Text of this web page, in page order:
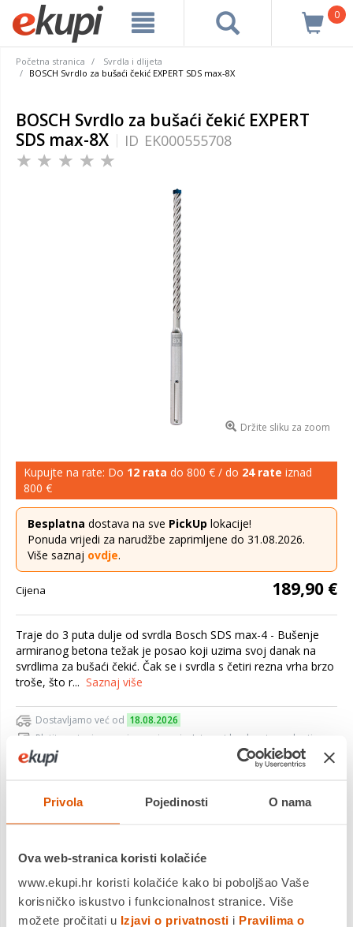
Privola Pojedinosti O nama
Ova web-stranica koristi kolačiće
www.ekupi.hr koristi kolačiće kako bi poboljšao Vaše
korisničko iskustvo i funkcionalnost stranice. Više
možete pročitati u Izjavi o privatnosti i Pravilima o
0
Početna stranica
Svrdla i dlijeta
BOSCH Svrdlo za bušaći čekić EXPERT SDS max-8X
BOSCH Svrdlo za bušaći čekić EXPERT
SDS max-8X
ID EK000555708
Držite sliku za zoom
Kupujte na rate: Do 12 rata do 800 € / do 24 rate iznad
800 €
Besplatna dostava na sve PickUp lokacije!
Ponuda vrijedi za narudžbe zaprimljene do 31.08.2026.
Više saznaj ovdje.
Cijena 189,90 €
Traje do 3 puta dulje od svrdla Bosch SDS max-4 - Bušenje
armiranog betona težak je posao koji uzima svoj danak na
svrdlima za bušaći čekić. Čak se i svrdla s četiri rezna vrha brzo
troše, što r... Saznaj više
Dostavljamo već od 18.08.2026
Platite gotovinom pri preuzimanju, Internet bankarstvom, karticama
jednokratno i na rate
Povrat robe moguć unutar 14 dana
DODAJTE U KOŠARICU
KUPITE ODMAH